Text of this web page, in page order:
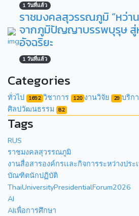
1 วันที่แล้ว
ราชมงคลสุวรรณภูมิ “หว่า
จากภูมิปัญญาบรรพบุรุษ สู่
อัจฉริยะ
1 วันที่แล้ว
Categories
ทั่วไป 1692 วิชาการ 120 งานวิจัย 29 บริก
ศิลปวัฒนธรรม 82
Tags
RUS
ราชมงคลสุวรรณภูมิ
งานสื่อสารองค์กรเเละกิจการระหว่างประ
บัณฑิตนักปฏิบัติ
ThaiUniversityPresidentialForum2026
AI
AIเพื่อการศึกษา